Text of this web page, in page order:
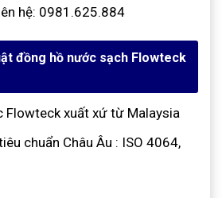
hệ: 0981.625.884
đồng hồ nước sạch Flowteck
Flowteck xuất xứ từ Malaysia
chuẩn Châu Âu : ISO 4064,